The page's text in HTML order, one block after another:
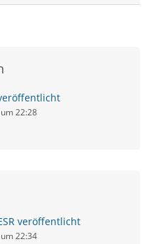
22:28
veröffentlicht
22:34